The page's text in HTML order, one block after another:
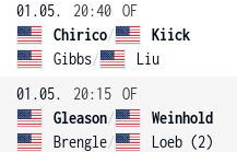
01.05.
20:40 OF
Chirico/
Kiick
Gibbs/ Liu
01.05.
20:15 OF
Gleason/
Weinhold
Brengle/ Loeb (2)